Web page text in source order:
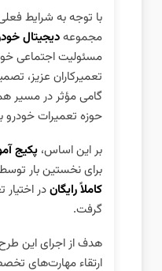
با توجه به شرایط
مجموعهدیجیتال
مسئولیت اجتماعی
تعمیرکاران عزیز،
گامی مؤثر در مسیر
حوزه تعمیرات خودرو
بر این اساس، پکیج
برای نخستین بار
کاملاً رایگاندر
گرفت.
هدف از اجرای این
ارتقاء مهارت‌های